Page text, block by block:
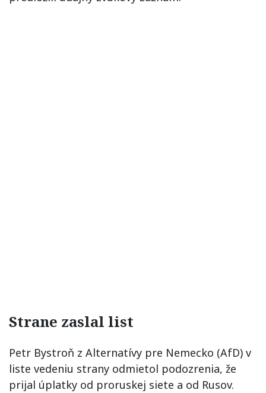
Strane zaslal list
Petr Bystroň z Alternatívy pre Nemecko (AfD) v
liste vedeniu strany odmietol podozrenia, že
prijal úplatky od proruskej siete a od Rusov.